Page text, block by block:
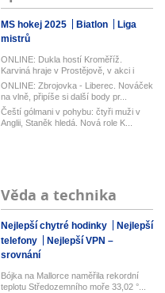
MS hokej 2025 Biatlon
Liga
mistrů
ONLINE: Dukla hostí Kroměříž.
Karviná hraje v Prostějově, v akci i
Opa...
ONLINE: Zbrojovka - Liberec. Nováček
na vlně, připíše si další body pr...
Čeští gólmani v pohybu: čtyři muži v
Anglii, Staněk hledá. Nová role K...
Věda a technika
Nejlepší chytré hodinky
Nejlepší
telefony
Nejlepší VPN –
srovnání
Bójka na Mallorce naměřila rekordní
teplotu Středozemního moře 33,02 °...